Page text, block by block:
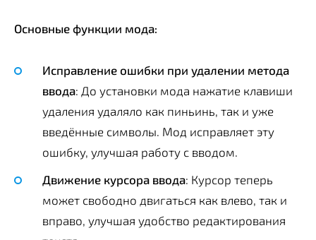
Основные функции мода:
Исправление ошибки при удалении метода
ввода: До установки мода нажатие клавиши
удаления удаляло как пиньинь, так и уже
введённые символы. Мод исправляет эту
ошибку, улучшая работу с вводом.
Движение курсора ввода: Курсор теперь
может свободно двигаться как влево, так и
вправо, улучшая удобство редактирования